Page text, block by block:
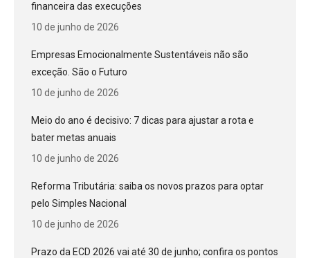
financeira das execuções
10 de junho de 2026
Empresas Emocionalmente Sustentáveis não são
exceção. São o Futuro
10 de junho de 2026
Meio do ano é decisivo: 7 dicas para ajustar a rota e
bater metas anuais
10 de junho de 2026
Reforma Tributária: saiba os novos prazos para optar
pelo Simples Nacional
10 de junho de 2026
Prazo da ECD 2026 vai até 30 de junho; confira os pontos